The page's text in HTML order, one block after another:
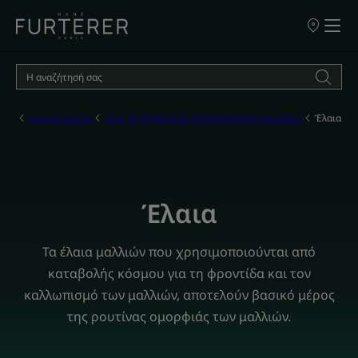
ΣΗΜΕΙΑ
ΜΑΣ
Αρχική σελίδα ΟΛΑ ΤΑ ΠΡΟΪΟΝΤΑ ΠΕΡΙΠΟΙΗΣΗΣ ΜΑΛΛΙΩΝ Έλαια
Έλαια
Τα έλαια μαλλιών που χρησιμοποιούνται από
καταβολής κόσμου για τη φροντίδα και τον
καλλωπισμό των μαλλιών, αποτελούν βασικό μέρος
της ρουτίνας ομορφιάς των μαλλιών.